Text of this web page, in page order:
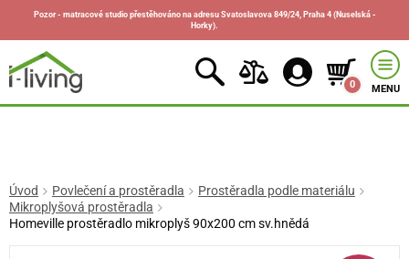
Pozor - matracové studio přestěhováno na adresu Svatoslavova 849/24, Praha 4 (Nuselská -
Horky).
0 MENU
Úvod Povlečení a prostěradla
Prostěradla podle materiálu
Mikroplyšová prostěradla
Homeville prostěradlo mikroplyš 90x200 cm sv.hnědá